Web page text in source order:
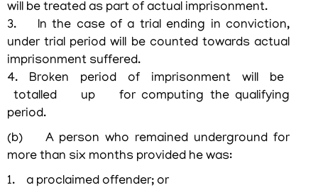
will be treated as part of actual imprisonment.
3. In the case of a trial ending in conviction,
under trial period will be counted towards actual
imprisonment suffered.
4. Broken period of imprisonment will be
totalled up for computing the qualifying
period.
(b) A person who remained underground for
more than six months provided he was:
1. a proclaimed offender; or